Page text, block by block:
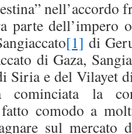
nell’accordo
parte dell’impero
[1] di
di Gaza,
Siria e del Vilayet
la
comodo a
sul